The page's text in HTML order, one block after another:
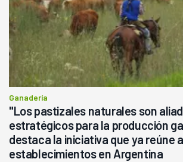
Ganadería
"Los pastizales naturales son
estratégicos para la producción
destaca la iniciativa que ya reúne
establecimientos en Argentina